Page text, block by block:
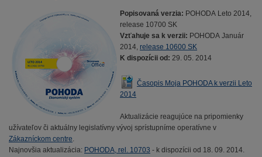
Popisovaná verzia: POHODA Leto 2014,
release 10700 SK
Vzťahuje sa k verzii: POHODA Január
2014, release 10600 SK
K dispozícii od: 29. 05. 2014
Časopis Moja POHODA k verzii Leto
2014
Aktualizácie reagujúce na pripomienky
užívateľov či aktuálny legislatívny vývoj sprístupníme operatívne v
Zákazníckom centre.
Najnovšia aktualizácia: POHODA, rel. 10703 - k dispozícii od 18. 09. 2014.